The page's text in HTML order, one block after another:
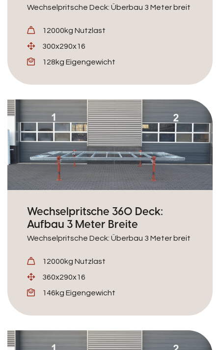
Wechselpritsche Deck: Überbau 3 Meter breit
12000kg Nutzlast
300x290x16
128kg Eigengewicht
Wechselpritsche 360 Deck:
Aufbau 3 Meter Breite
Wechselpritsche Deck: Überbau 3 Meter breit
12000kg Nutzlast
360x290x16
146kg Eigengewicht